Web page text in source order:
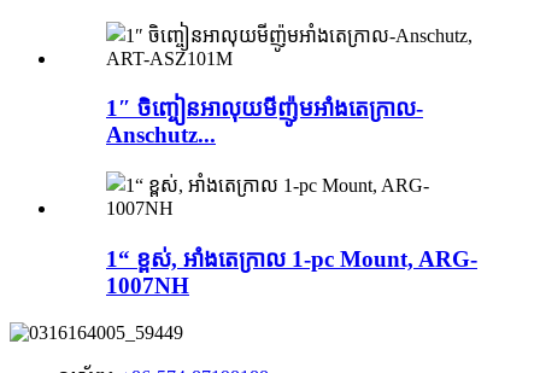
1″ ចិញ្ចៀនអាលុយមីញ៉ូមអាំងតេក្រាល-
Anschutz...
1“ ខ្ពស់, អាំងតេក្រាល 1-pc Mount, ARG-
1007NH